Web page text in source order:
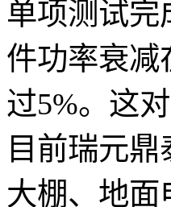
单项测试完
件功率衰减
过5%。这
目前瑞元
大棚、地面